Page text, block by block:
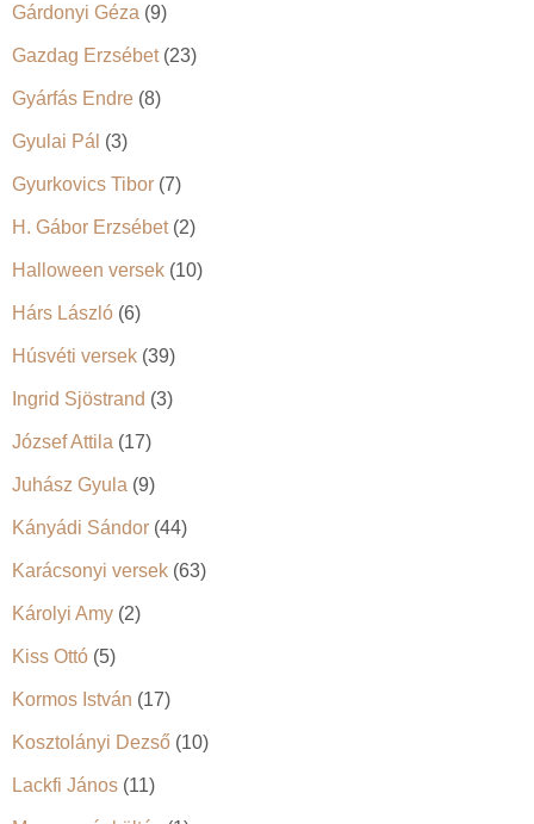
Gárdonyi Géza (9)
Gazdag Erzsébet(23)
Gyárfás Endre (8)
Gyulai Pál (3)
Gyurkovics Tibor (7)
H. Gábor Erzsébet(2)
Halloween versek (10)
Hárs László (6)
Húsvéti versek (39)
Ingrid Sjöstrand (3)
József Attila (17)
Juhász Gyula (9)
Kányádi Sándor (44)
Karácsonyi versek (63)
Károlyi Amy (2)
Kiss Ottó (5)
Kormos István (17)
Kosztolányi Dezső (10)
Lackfi János (11)